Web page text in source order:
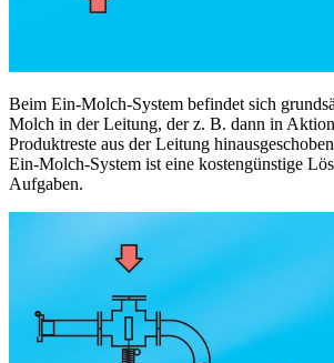
Beim Ein-Molch-System befindet sich
Molch in der Leitung, der z. B. dann in
Produktreste aus der Leitung
Ein-Molch-System ist eine kostengünstige
Aufgaben.